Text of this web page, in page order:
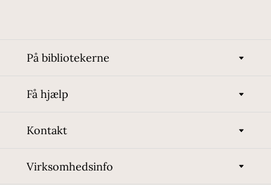
På bibliotekerne
Få hjælp
Kontakt
Virksomhedsinfo